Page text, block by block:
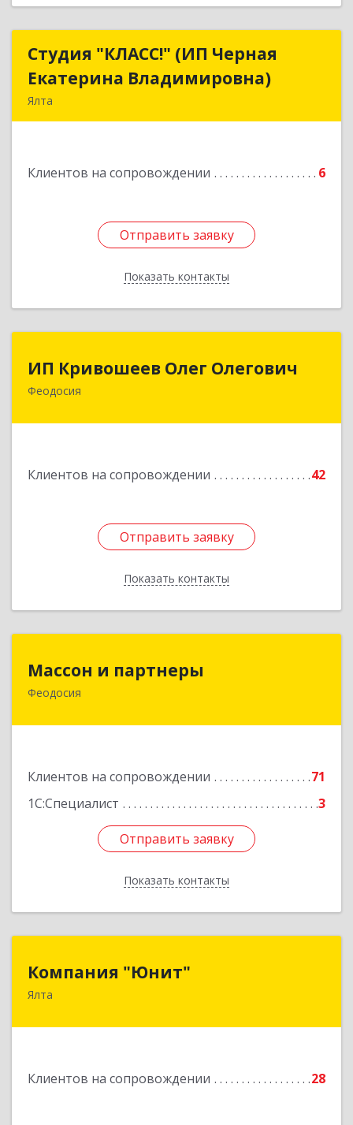
Студия "КЛАСС!" (ИП Черная
Екатерина Владимировна)
Ялта
Клиентов на сопровождении 6
Отправить заявку
Показать контакты
Студия "КЛАСС!" (ИП Черная
Екатерина Владимировна)
Отправить заявку
Назад
ИП Кривошеев Олег Олегович
Феодосия
Клиентов на сопровождении 42
Отправить заявку
Показать контакты
Отправить заявку
Назад
Массон и партнеры
Феодосия
Клиентов на сопровождении
71
1С:Специалист
3
Отправить заявку
Показать контакты
298112, Крым Респ, Феодосия г, Крымская ул,
Отправить заявку
Назад
Компания "Юнит"
Ялта
Клиентов на сопровождении 28
298600, Крым Респ, Ялта г, Васильева ул, дом №